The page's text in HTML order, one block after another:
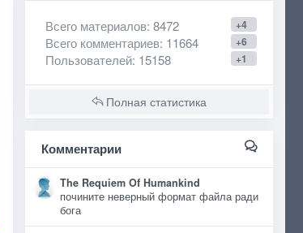
+4
Всего материалов: 8472
+6
Всего комментариев: 11664
+1
Пользователей: 15158
Полная статистика
Комментарии
The Requiem Of Humankind
почините неверный формат файла ради
бога